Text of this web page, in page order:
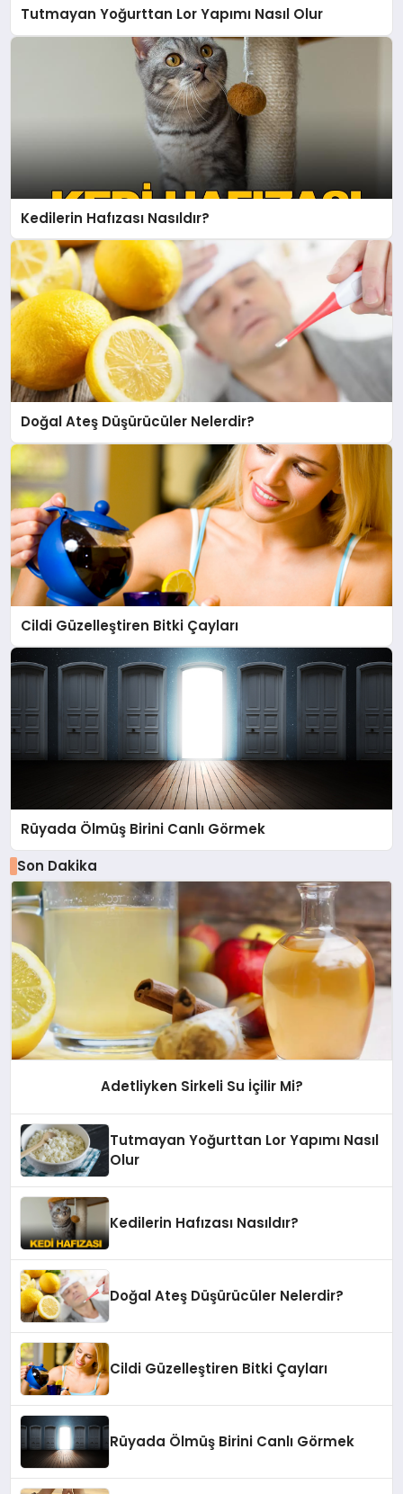
Tutmayan Yoğurttan Lor Yapımı Nasıl Olur
Kedilerin Hafızası Nasıldır?
Doğal Ateş Düşürücüler Nelerdir?
Cildi Güzelleştiren Bitki Çayları
Rüyada Ölmüş Birini Canlı Görmek
Son Dakika
Adetliyken Sirkeli Su İçilir Mi?
Tutmayan Yoğurttan Lor Yapımı Nasıl
Olur
Kedilerin Hafızası Nasıldır?
Doğal Ateş Düşürücüler Nelerdir?
Cildi Güzelleştiren Bitki Çayları
Rüyada Ölmüş Birini Canlı Görmek